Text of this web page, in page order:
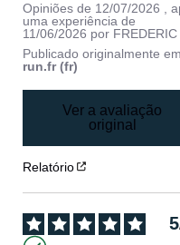
Opiniões de 12/07/2026 ,
uma experiência de
11/06/2026 por
Publicado originalmente
run.fr (fr)
Ver a avaliação
original
Relatório
5